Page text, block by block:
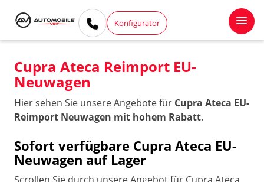
Konfigurator
Cupra Ateca Reimport EU-
Neuwagen
Hier sehen Sie unsere Angebote für Cupra Ateca EU-
Reimport Neuwagen mit hohem Rabatt.
Sofort verfügbare Cupra Ateca EU-
Neuwagen auf Lager